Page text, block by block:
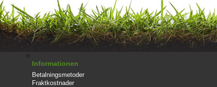
Informationen
Betalningsmetoder
Fraktkostnader